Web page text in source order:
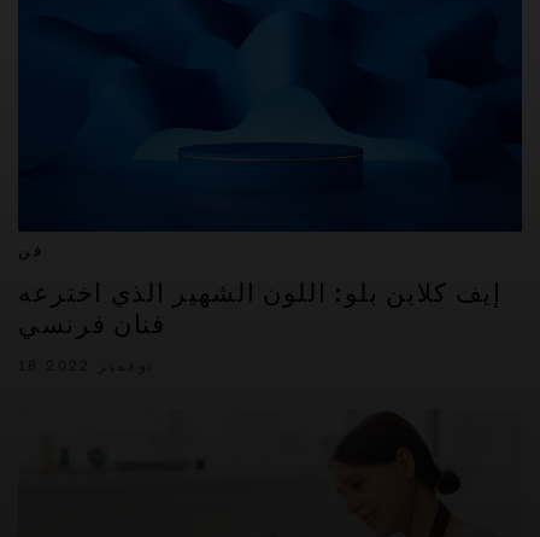
فن
إيف كلاين بلو: اللون الشهير الذي اخترعه
فنان فرنسي